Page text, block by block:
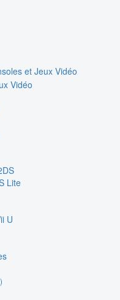
et Jeux Vidéo
Vidéo
Lite
U